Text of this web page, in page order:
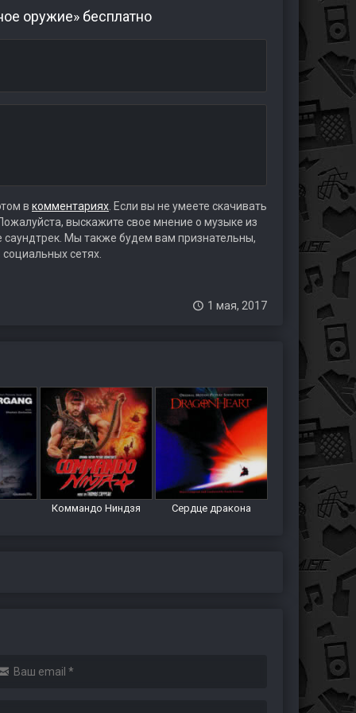
оружие» бесплатно
в комментариях. Если вы не умеете скачивать
выскажите свое мнение о музыке из
саундтрек. Мы также будем вам признательны,
сетях.
1 мая, 2017
Коммандо Ниндзя Сердце дракона